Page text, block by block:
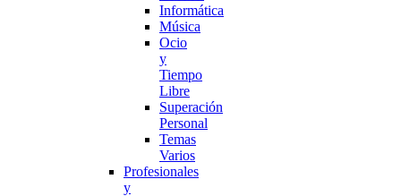
Informática
Música
Ocio
y
Tiempo
Libre
Superación
Personal
Temas
Varios
Profesionales
y